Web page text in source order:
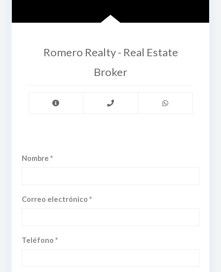
Romero Realty - Real Estate
Broker
Nombre *
Correo electrónico *
Teléfono *